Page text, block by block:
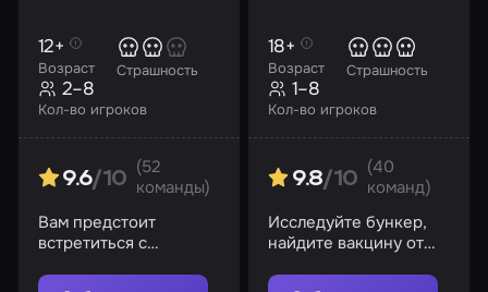
Возраст
12+
Страшность
Кол-во игроков
2–8
9.6/10
(52
команды)
Вам предстоит
встретиться с
и не потерять свою
Возраст
18+
Страшность
Кол-во игроков
1–8
9.8/10
(40
команд)
Исследуйте бункер,
найдите вакцину от
спасите человечество